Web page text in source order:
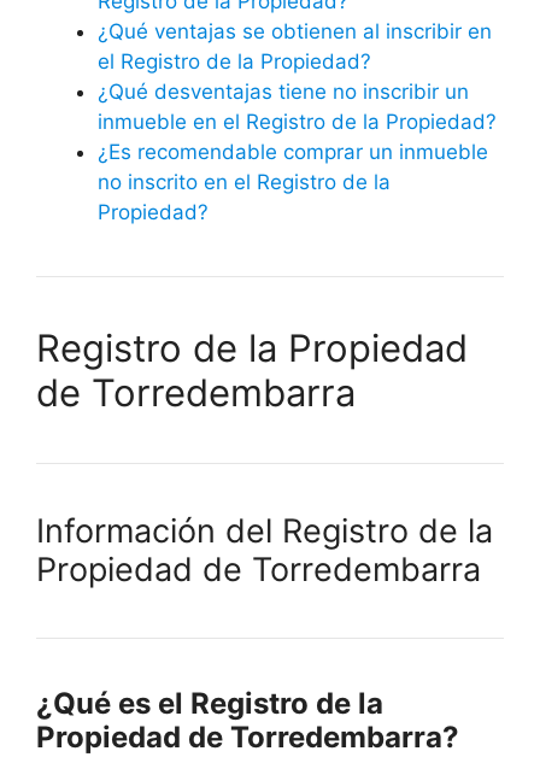
¿Qué ventajas se obtienen al inscribir en
el Registro de la Propiedad?
¿Qué desventajas tiene no inscribir un
inmueble en el Registro de la Propiedad?
¿Es recomendable comprar un inmueble
no inscrito en el Registro de la
Propiedad?
Registro de la Propiedad
de Torredembarra
Información del Registro de la
Propiedad de Torredembarra
¿Qué es el Registro de la
Propiedad de Torredembarra?